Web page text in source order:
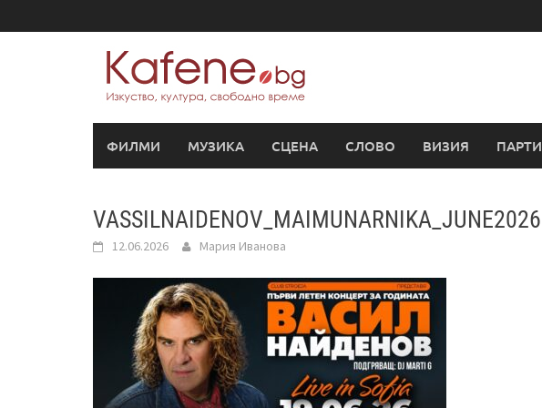
to
ФИЛМИ МУЗИКА СЦЕНА СЛОВО ВИЗИЯ ПАРТИ
VASSILNAIDENOV_MAIMUNARNIKA_JUNE2026
12.06.2026 Мария Иванова